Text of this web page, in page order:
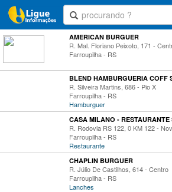
AMERICAN BURGUER
R. Mal. Floriano Peixoto, 171 -
Farroupilha - RS
BLEND HAMBURGUERIA COFF
R. Silveira Martins, 686 - Pio X
Farroupilha - RS
Hamburguer
CASA MILANO -
R. Rodovia RS 122, 0 KM 122 -
Farroupilha - RS
Restaurante
CHAPLIN BURGUER
R. Júlio De Castilhos, 614 - Centro
Farroupilha - RS
Lanches